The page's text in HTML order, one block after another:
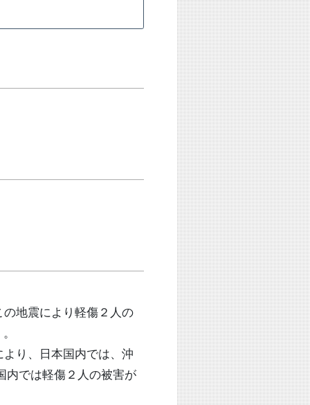
地震により軽傷２人の
り、日本国内では、沖
内では軽傷２人の被害が